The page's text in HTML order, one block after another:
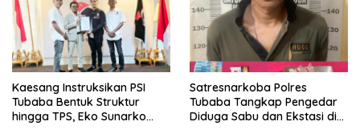
Kaesang Instruksikan PSI
Tubaba Bentuk Struktur
hingga TPS, Eko Sunarko
Satresnarkoba Polres
Tubaba Tangkap Pengedar
Diduga Sabu dan Ekstasi di